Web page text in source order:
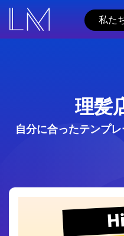
私た
理髪
自分に合ったテンプレ